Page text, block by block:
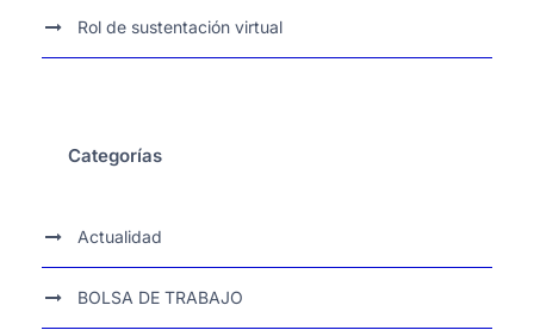
Rol de sustentación virtual
Categorías
Actualidad
BOLSA DE TRABAJO